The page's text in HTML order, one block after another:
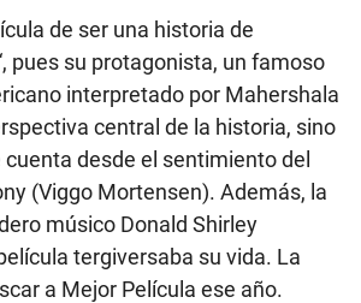
de ser una historia de
pues su protagonista, un famoso
interpretado por Mahershala
central de la historia, sino
desde el sentimiento del
(Viggo Mortensen). Además, la
músico Donald Shirley
tergiversaba su vida. La
a Mejor Película ese año.